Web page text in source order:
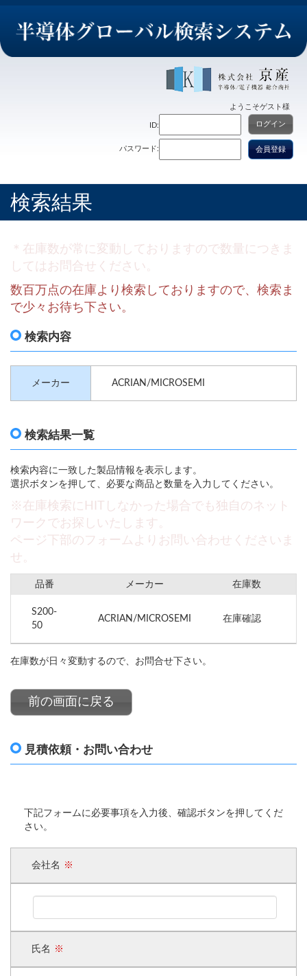
ようこそゲスト様
ID:
パスワード:
ログイン
会員登録
検索結果
＊在庫数が常に変動しておりますので数量につきま
してはお問合せください。
数百万点の在庫より検索しておりますので、検索ま
で少々お待ち下さい。
検索内容
メーカー ACRIAN/MICROSEMI
検索結果一覧
検索内容に一致した製品情報を表示します。
選択ボタンを押して、必要な商品と数量を入力してください。
※在庫検索にHITしなかった場合でも独自のネット
ワークでお探しいたします。
ページ下部のフォームよりお問い合わせくださいま
せ。
品番 メーカー 在庫数
S200-
50
ACRIAN/MICROSEMI 在庫確認
在庫数が日々変動するので、お問合せ下さい。
前の画面に戻る
見積依頼・お問い合わせ
下記フォームに必要事項を入力後、確認ボタンを押してくだ
さい。
会社名
氏名